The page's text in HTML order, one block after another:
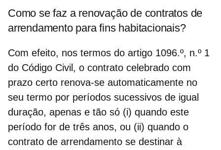
Como se faz a renovação de contratos de
arrendamento para fins habitacionais?
Com efeito, nos termos do artigo 1096.º, n.º 1
do Código Civil , o contrato celebrado com
prazo certo renova-se automaticamente no
seu termo por períodos sucessivos de igual
duração, apenas e tão só (i) quando este
período for de três anos, ou (ii) quando o
contrato de arrendamento se destinar à